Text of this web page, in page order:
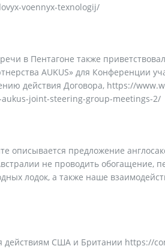
voennyx-texnologij/
в Пентагоне также
AUKUS» для Конференции
действия Договора, https://
joint-steering-group-meetings-2/
описывается предложение
не проводить обогащение,
лодок, а также наше
действиям США и Британии https://